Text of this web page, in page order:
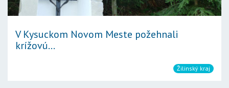
V Kysuckom Novom Meste požehnali
krížovú...
Žilinský kraj